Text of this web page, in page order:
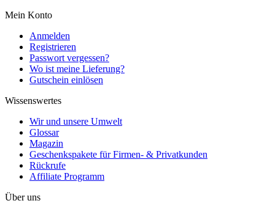
Mein Konto
Anmelden
Registrieren
Passwort vergessen?
Wo ist meine Lieferung?
Gutschein einlösen
Wissenswertes
Wir und unsere Umwelt
Glossar
Magazin
Geschenkspakete für Firmen- & Privatkunden
Rückrufe
Affiliate Programm
Über uns